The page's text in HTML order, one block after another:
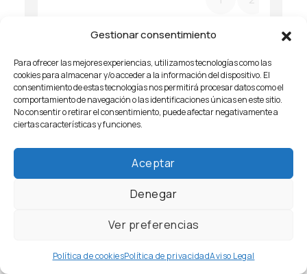
Gestionar consentimiento
Para ofrecer las mejores experiencias, utilizamos tecnologías como las
cookies para almacenar y/o acceder a la información del dispositivo. El
consentimiento de estas tecnologías nos permitirá procesar datos como el
comportamiento de navegación o las identificaciones únicas en este sitio.
No consentir o retirar el consentimiento, puede afectar negativamente a
ciertas características y funciones.
Aceptar
Denegar
Ver preferencias
Política de cookiesPolítica de privacidadAviso Legal
Si estás buscando apartamentos en Jávea o pisos en